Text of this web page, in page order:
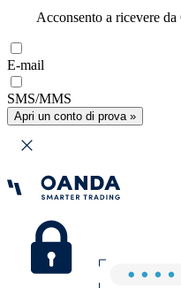
Acconsento a ricevere
E-mail
SMS/MMS
Apri un conto di prova »